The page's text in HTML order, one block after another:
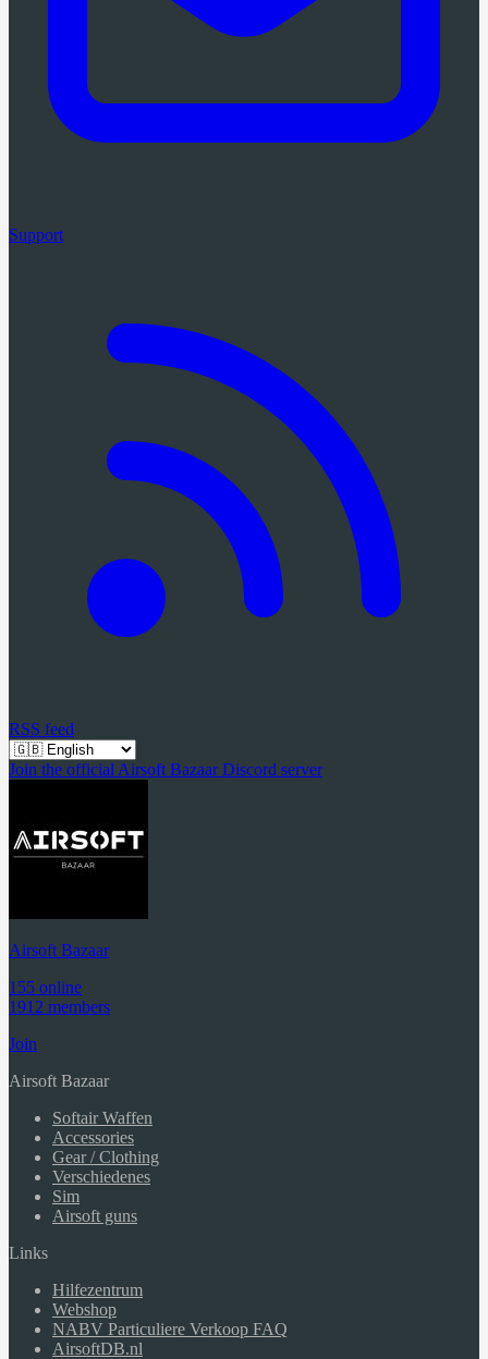
Support
RSS feed
Join the official Airsoft Bazaar Discord server
Airsoft Bazaar
155 online
1912 members
Join
Airsoft Bazaar
Softair Waffen
Accessories
Gear / Clothing
Verschiedenes
Sim
Airsoft guns
Links
Hilfezentrum
Webshop
NABV Particuliere Verkoop FAQ
AirsoftDB.nl